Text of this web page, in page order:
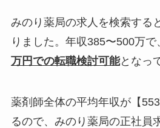
みのり薬局の求人を検索する
りました。年収385〜500万で
万円での転職検討可能となっ
薬剤師全体の平均年収が【
るので、みのり薬局の正社員